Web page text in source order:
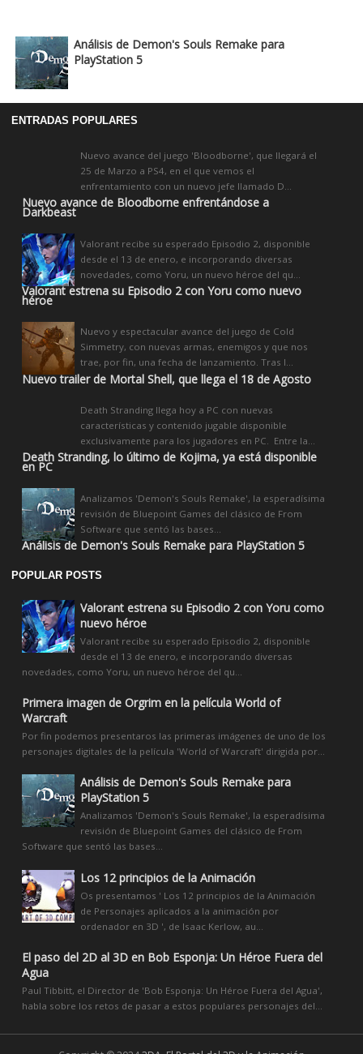
Análisis de Demon's Souls Remake para
PlayStation 5
ENTRADAS POPULARES
Nuevo avance de Bloodborne enfrentándose a
Darkbeast
Nuevo avance del juego 'Bloodborne', que llegará el
25 de Marzo a PS4, en el que vemos el
enfrentamiento con un nuevo jefe llamado D...
Valorant estrena su Episodio 2 con Yoru como nuevo
héroe
Valorant recibe su esperado Episodio 2, disponible
desde el 13 de enero, e incorporando diversas
novedades, como Yoru, un nuevo héroe del qu...
Nuevo trailer de Mortal Shell, que llega el 18 de Agosto
Nuevo y espectacular avance del juego de Cold
Simmetry, con nuevas armas, enemigos y que nos
trae, por fin, una fecha de lanzamiento. Tras l...
Death Stranding, lo último de Kojima, ya está disponible
en PC
Death Stranding llega hoy a PC con nuevas
características y contenido jugable disponible
exclusivamente para los jugadores en PC. Entre la...
Análisis de Demon's Souls Remake para PlayStation 5
Analizamos 'Demon's Souls Remake', la esperadísima
revisión de Bluepoint Games del clásico de From
Software que sentó las bases...
POPULAR POSTS
Valorant estrena su Episodio 2 con Yoru como
nuevo héroe
Valorant recibe su esperado Episodio 2, disponible
desde el 13 de enero, e incorporando diversas
novedades, como Yoru, un nuevo héroe del qu...
Primera imagen de Orgrim en la película World of
Warcraft
Por fin podemos presentaros las primeras imágenes de uno de los
personajes digitales de la película 'World of Warcraft' dirigida por...
Análisis de Demon's Souls Remake para
PlayStation 5
Analizamos 'Demon's Souls Remake', la esperadísima
revisión de Bluepoint Games del clásico de From
Software que sentó las bases...
Los 12 principios de la Animación
Os presentamos ' Los 12 principios de la Animación
de Personajes aplicados a la animación por
ordenador en 3D ', de Isaac Kerlow, au...
El paso del 2D al 3D en Bob Esponja: Un Héroe Fuera del
Agua
Paul Tibbitt, el Director de 'Bob Esponja: Un Héroe Fuera del Agua',
habla sobre los retos de pasar a estos populares personajes del...